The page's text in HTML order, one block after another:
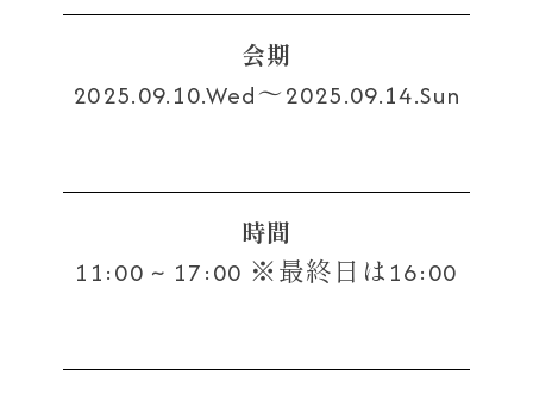
会期
2025.09.10.Wed～2025.09.14.Sun
時間
11:00 ~ 17:00 ※最終日は16:00